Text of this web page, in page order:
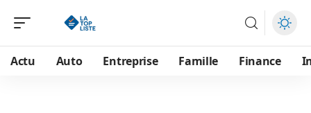
Actu Auto Entreprise Famille Finance